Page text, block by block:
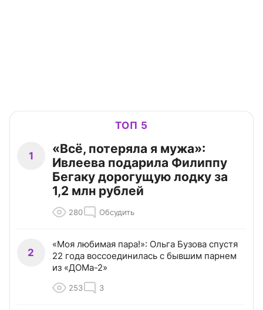
ТОП 5
1
«Всё, потеряла я мужа»:
Ивлеева подарила Филиппу
Бегаку дорогущую лодку за
1,2 млн рублей
280 Обсудить
2
«Моя любимая пара!»: Ольга Бузова спустя
22 года воссоединилась с бывшим парнем
из «ДОМа-2»
253 3